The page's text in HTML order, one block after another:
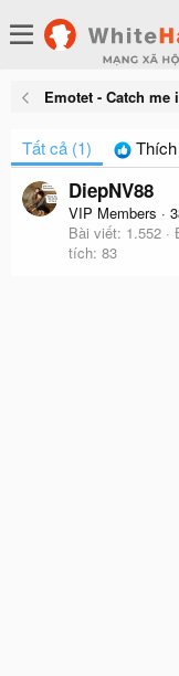
Emotet - Catch me
Tất cả (1) Thích
DiepNV88
VIP Members ·
Bài viết 1.552
tích 83